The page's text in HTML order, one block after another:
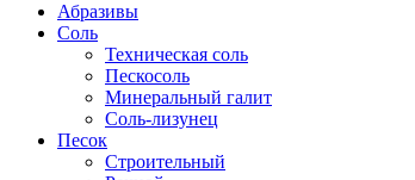
Абразивы
Соль
Техническая соль
Пескосоль
Минеральный галит
Соль-лизунец
Песок
Строительный